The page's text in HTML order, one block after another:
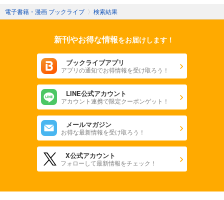
電子書籍・漫画 ブックライブ 〉 検索結果
新刊やお得な情報をお届けします！
ブックライブアプリ
アプリの通知でお得情報を受け取ろう！
LINE公式アカウント
アカウント連携で限定クーポンゲット！
メールマガジン
お得な最新情報を受け取ろう！
X公式アカウント
フォローして最新情報をチェック！